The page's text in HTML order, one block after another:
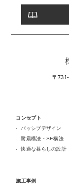
〒
コンセプト
パッシブデザイン
耐震構法・SE構法
快適な暮らしの設計
施工事例